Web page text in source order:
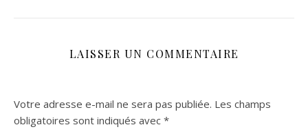
LAISSER UN COMMENTAIRE
Votre adresse e-mail ne sera pas publiée. Les champs
obligatoires sont indiqués avec *